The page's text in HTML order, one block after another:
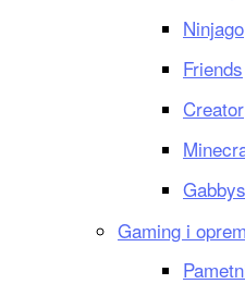
Ninjago
Friends
Creator
Gaming i